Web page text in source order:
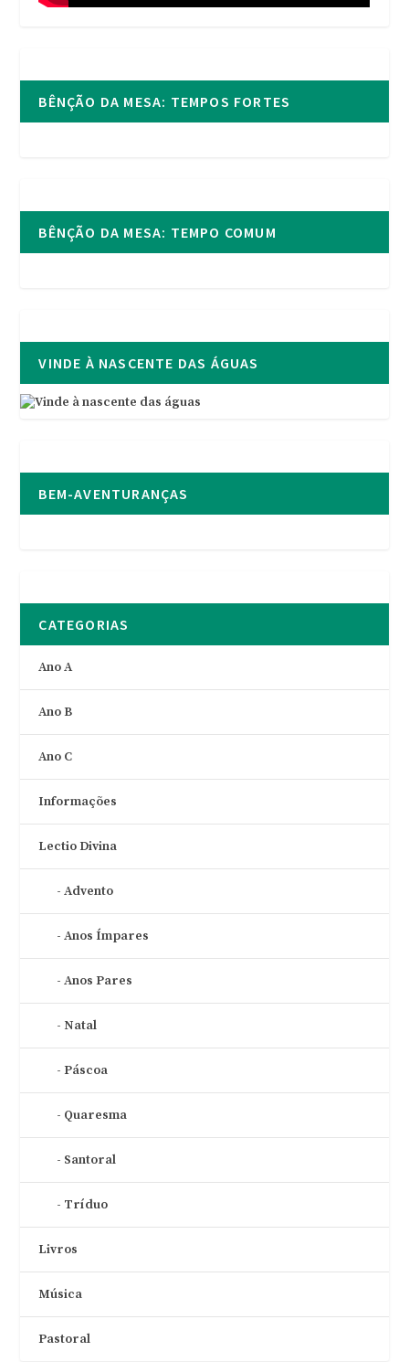
BÊNÇÃO DA MESA: TEMPOS FORTES
BÊNÇÃO DA MESA: TEMPO COMUM
VINDE À NASCENTE DAS ÁGUAS
BEM-AVENTURANÇAS
CATEGORIAS
Ano A
Ano B
Ano C
Informações
Lectio Divina
Advento
Anos Ímpares
Anos Pares
Natal
Páscoa
Quaresma
Santoral
Tríduo
Livros
Música
Pastoral